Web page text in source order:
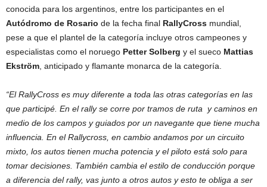
conocida para los argentinos, entre los participantes en el
Autódromo de Rosario de la fecha final RallyCross mundial,
pese a que el plantel de la categoría incluye otros campeones y
especialistas como el noruego Petter Solberg y el sueco Mattias
Ekström , anticipado y flamante monarca de la categoría.
“El RallyCross es muy diferente a toda las otras categorías en las
que participé. En el rally se corre por tramos de ruta y caminos en
medio de los campos y guiados por un navegante que tiene mucha
influencia. En el Rallycross, en cambio andamos por un circuito
mixto, los autos tienen mucha potencia y el piloto está solo para
tomar decisiones. También cambia el estilo de conducción porque
a diferencia del rally, vas junto a otros autos y esto te obliga a ser